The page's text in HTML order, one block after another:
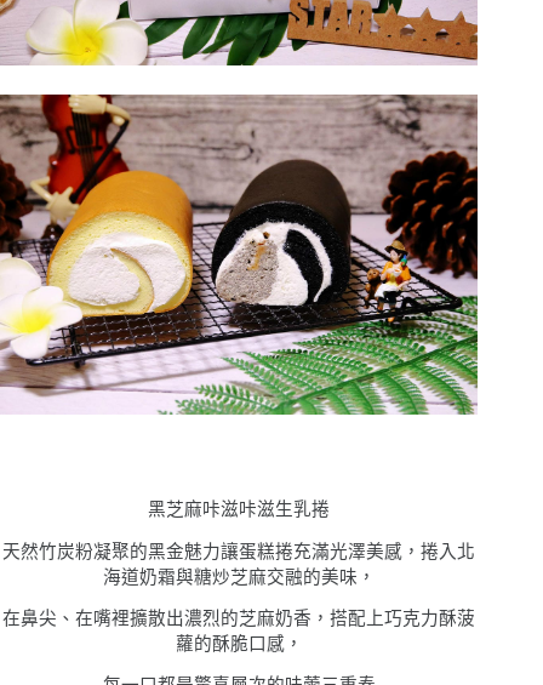
黑芝麻咔滋咔滋生乳捲
天然竹炭粉凝聚的黑金魅力讓蛋糕捲充滿光澤美感，捲入北
海道奶霜與糖炒芝麻交融的美味，
在鼻尖、在嘴裡擴散出濃烈的芝麻奶香，搭配上巧克力酥菠
蘿的酥脆口感，